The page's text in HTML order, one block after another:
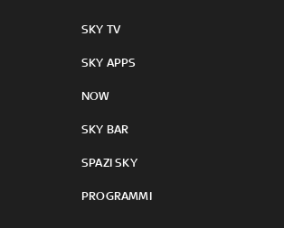
SKY TV
SKY APPS
NOW
SKY BAR
SPAZI SKY
PROGRAMMI